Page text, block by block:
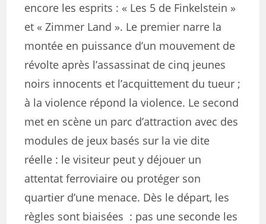
encore les esprits : « Les 5 de Finkelstein »
et « Zimmer Land ». Le premier narre la
montée en puissance d’un mouvement de
révolte après l’assassinat de cinq jeunes
noirs innocents et l’acquittement du tueur ;
à la violence répond la violence. Le second
met en scène un parc d’attraction avec des
modules de jeux basés sur la vie dite
réelle : le visiteur peut y déjouer un
attentat ferroviaire ou protéger son
quartier d’une menace. Dès le départ, les
règles sont biaisées : pas une seconde les